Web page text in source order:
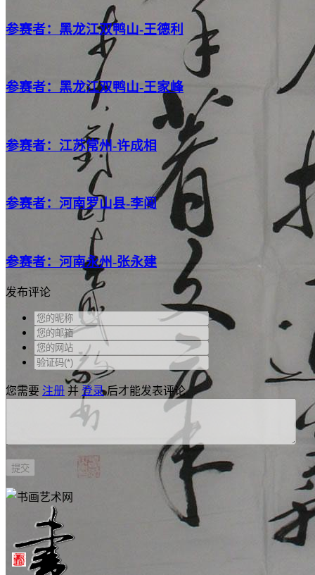
参赛者：黑龙江双鸭山-王德利
参赛者：黑龙江双鸭山-王家峰
参赛者：江苏常州-许成相
参赛者：河南罗山县-李闯
参赛者：河南永州-张永建
发布评论
您需要 注册 并 登录后才能发表评论